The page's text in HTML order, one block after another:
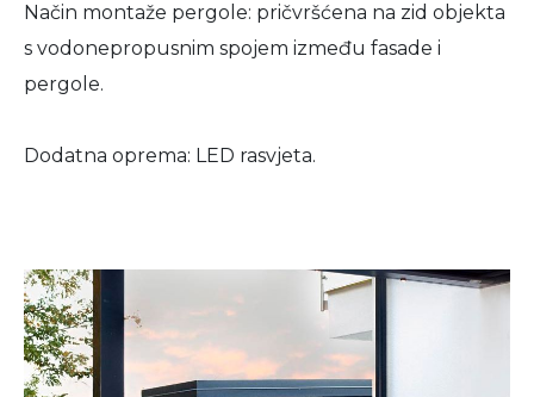
Način montaže pergole: pričvršćena na zid objekta
s vodonepropusnim spojem između fasade i
pergole.
Dodatna oprema: LED rasvjeta.